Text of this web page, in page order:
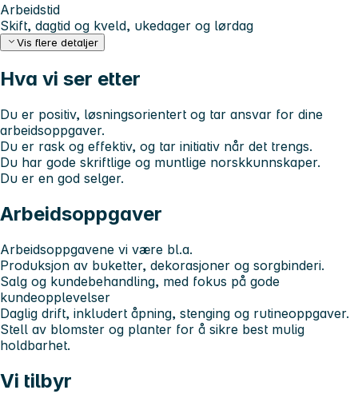
Arbeidstid
Skift, dagtid og kveld, ukedager og lørdag
Vis flere detaljer
Hva vi ser etter
Du er positiv, løsningsorientert og tar ansvar for dine
arbeidsoppgaver.
Du er rask og effektiv, og tar initiativ når det trengs.
Du har gode skriftlige og muntlige norskkunnskaper.
Du er en god selger.
Arbeidsoppgaver
Arbeidsoppgavene vi være bl.a.
Produksjon av buketter, dekorasjoner og sorgbinderi.
Salg og kundebehandling, med fokus på gode
kundeopplevelser
Daglig drift, inkludert åpning, stenging og rutineoppgaver.
Stell av blomster og planter for å sikre best mulig
holdbarhet.
Vi tilbyr